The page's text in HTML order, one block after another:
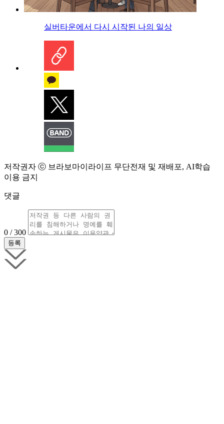
실버타운에서 다시 시작된 나의 일상
저작권자 ⓒ 브라보마이라이프 무단전재 및 재배포, AI학습
이용 금지
댓글
0 / 300